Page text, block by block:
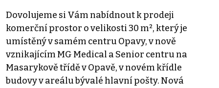
Dovolujeme si Vám nabídnout k prodeji
komerční prostor o velikosti 30 m², který je
umístěný v samém centru Opavy, v nově
vznikajícím MG Medical a Senior centru na
Masarykově třídě v Opavě, v novém křídle
budovy v areálu bývalé hlavní pošty. Nová